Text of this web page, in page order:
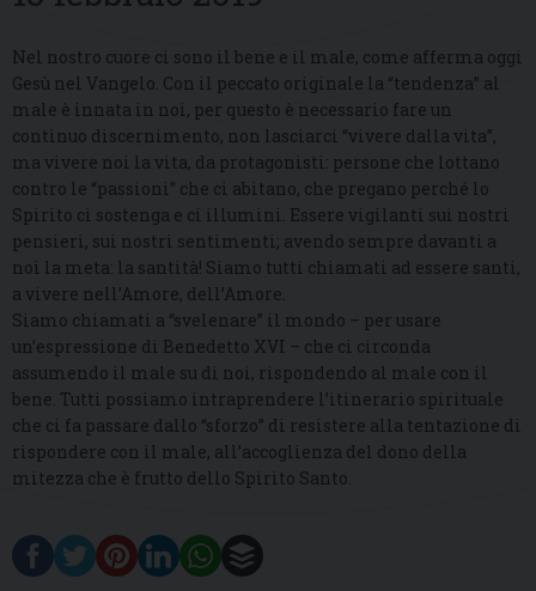
Nel nostro cuore ci sono il bene e il male, come afferma oggi
Gesù nel Vangelo. Con il peccato originale la “tendenza” al
male è innata in noi, per questo è necessario fare un
continuo discernimento, non lasciarci “vivere dalla vita”,
ma vivere noi la vita, da protagonisti: persone che lottano
contro le “passioni” che ci abitano, che pregano perché lo
Spirito ci sostenga e ci illumini. Essere vigilanti sui nostri
pensieri, sui nostri sentimenti; avendo sempre davanti a
noi la meta: la santità! Siamo tutti chiamati ad essere santi,
a vivere nell’Amore, dell’Amore.
Siamo chiamati a “svelenare” il mondo – per usare
un’espressione di Benedetto XVI – che ci circonda
assumendo il male su di noi, rispondendo al male con il
bene. Tutti possiamo intraprendere l’itinerario spirituale
che ci fa passare dallo “sforzo” di resistere alla tentazione di
rispondere con il male, all’accoglienza del dono della
mitezza che è frutto dello Spirito Santo.